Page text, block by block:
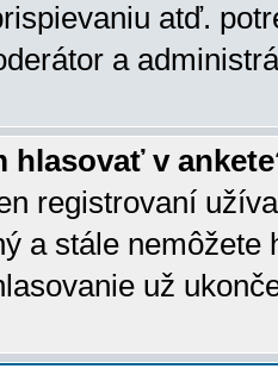
atď.
a
hlasovať v
registrovaní
a stále
už